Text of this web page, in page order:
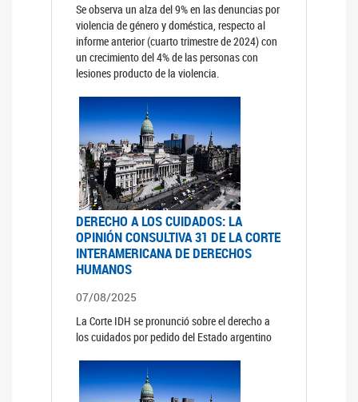
Se observa un alza del 9% en las denuncias por
violencia de género y doméstica, respecto al
informe anterior (cuarto trimestre de 2024) con
un crecimiento del 4% de las personas con
lesiones producto de la violencia.
DERECHO A LOS CUIDADOS: LA
OPINIÓN CONSULTIVA 31 DE LA CORTE
INTERAMERICANA DE DERECHOS
HUMANOS
07/08/2025
La Corte IDH se pronunció sobre el derecho a
los cuidados por pedido del Estado argentino